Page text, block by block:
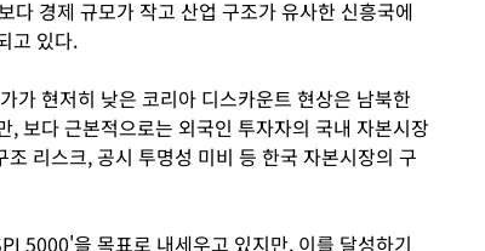
다 경제 규모가 작고 산업 구조가 유사한 신흥국에
고 있다.
가 현저히 낮은 코리아 디스카운트 현상은 남북한
, 보다 근본적으로는 외국인 투자자의 국내 자본시장
리스크, 공시 투명성 미비 등 한국 자본시장의 구
5000'을 목표로 내세우고 있지만, 이를 달성하기